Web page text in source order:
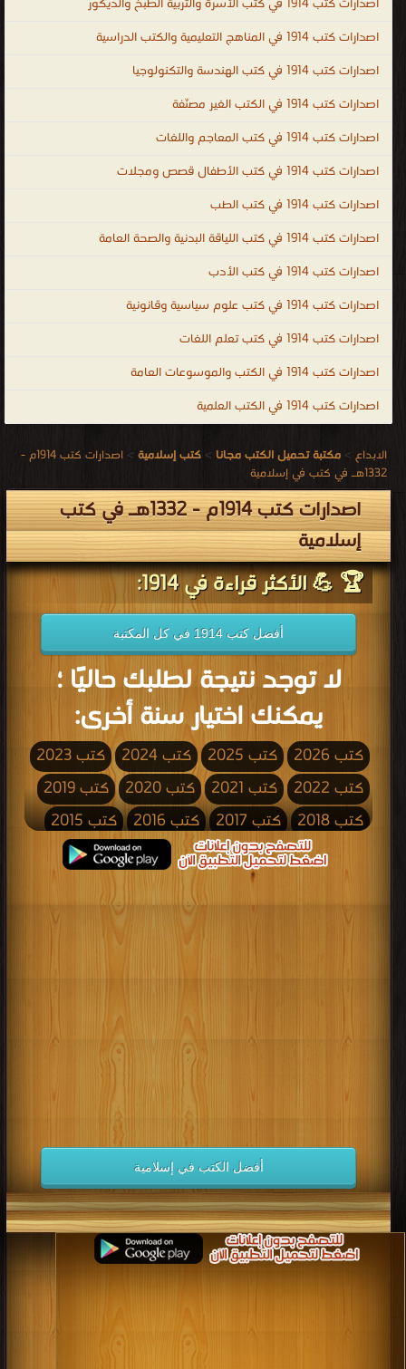
اصدارات كتب 1914 في المناهج التعليمية والكتب الدراسية
اصدارات كتب 1914 في كتب الهندسة والتكنولوجيا
اصدارات كتب 1914 في الكتب الغير مصنّفة
اصدارات كتب 1914 في كتب المعاجم واللغات
اصدارات كتب 1914 في كتب الأطفال قصص ومجلات
اصدارات كتب 1914 في كتب الطب
اصدارات كتب 1914 في كتب اللياقة البدنية والصحة العامة
اصدارات كتب 1914 في كتب الأدب
اصدارات كتب 1914 في كتب علوم سياسية وقانونية
اصدارات كتب 1914 في كتب تعلم اللغات
اصدارات كتب 1914 في الكتب والموسوعات العامة
اصدارات كتب 1914 في الكتب العلمية
الابداع > مكتبة تحميل الكتب مجانا > كتب إسلامية >
اصدارات كتب 1914م -
1332هـ في كتب في إسلامية
اصدارات كتب 1914م - 1332هـ في كتب
إسلامية
🏆 💪 الأكثر قراءة في 1914:
أفضل كتب 1914 في كل المكتبة
لا توجد نتيجة لطلبك حاليًا ؛
يمكنك اختيار سنة أخرى:
كتب 2026 كتب 2025 كتب 2024
كتب 2023
كتب 2022
كتب 2021 كتب 2020
كتب 2019
كتب 2018
كتب 2017 كتب 2016
كتب 2015
كتب 2013 كتب 2012
كتب 2011
كتب 2009 كتب 2008
كتب 2006
كتب 2005 كتب 2004
كتب 2003
كتب 2000
كتب 1992
كتب 1991
كتب 1990
كتب 1989 كتب 1988
كتب 1987
كتب 1984
كتب 1983
كتب 1980
كتب 1979
كتب 1978
كتب 1977 كتب 1976
كتب 1975
كتب 1974
كتب 1973 كتب 1972
كتب 1971
كتب 1970
كتب 1969 كتب 1968
كتب 1967
كتب 1966
كتب 1965 كتب 1964
كتب 1963
كتب 1962
كتب 1961 كتب 1960
كتب 1959
كتب 1957
كتب 1952
كتب 1951
أفضل الكتب في إسلامية